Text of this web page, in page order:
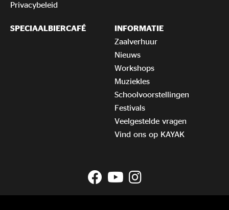
Privacybeleid
SPECIAALBIERCAFÉ
INFORMATIE
Zaalverhuur
Nieuws
Workshops
Muziekles
Schoolvoorstellingen
Festivals
Veelgestelde vragen
Vind ons op KAYAK